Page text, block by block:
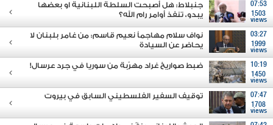
07:53
1503
views
جنبلاط: هل أصبحت السلطة اللبنانية او بعضها
يبدو، تنفذ أوامر رام الله؟
03:27
1999
views
نواف سلام مهاجماً نعيم قاسم: من غامر بلبنان لا
يحاضر عن السيادة
10:19
1450
views
ضبط صواريخ غراد مهرّبة من سوريا في جرد عرسال!
07:47
1708
views
توقيف السفير الفلسطيني السابق في بيروت